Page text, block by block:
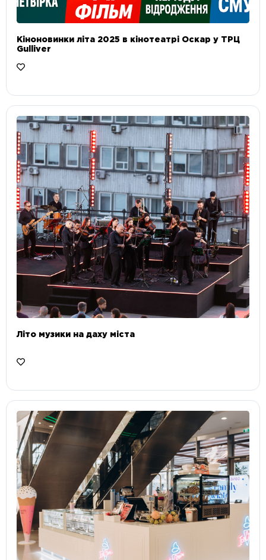
Кіноновинки літа 2025 в кінотеатрі Оскар у ТРЦ
Gulliver
Літо музики на даху міста